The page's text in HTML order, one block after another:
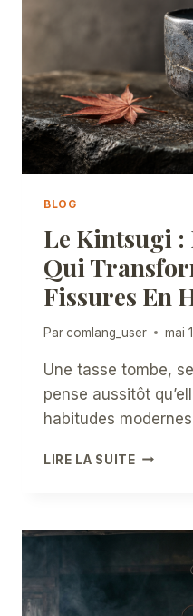
BLOG
Le Kintsugi :
Qui
Fissures En
Parcomlang_user mai
Une tasse tombe,
pense aussitôt
habitudes
LIRE LA SUITELE